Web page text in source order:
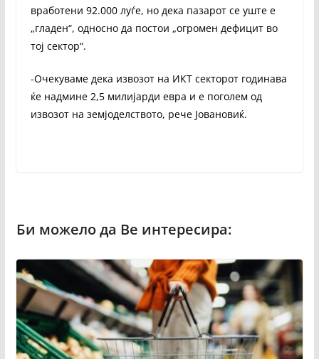
вработени 92.000 луѓе, но дека пазарот се уште е
„гладен“, односно да постои „огромен дефицит во
тој сектор“.
-Очекуваме дека извозот на ИКТ секторот годинава
ќе надмине 2,5 милијарди евра и е поголем од
извозот на земјоделството, рече Јовановиќ.